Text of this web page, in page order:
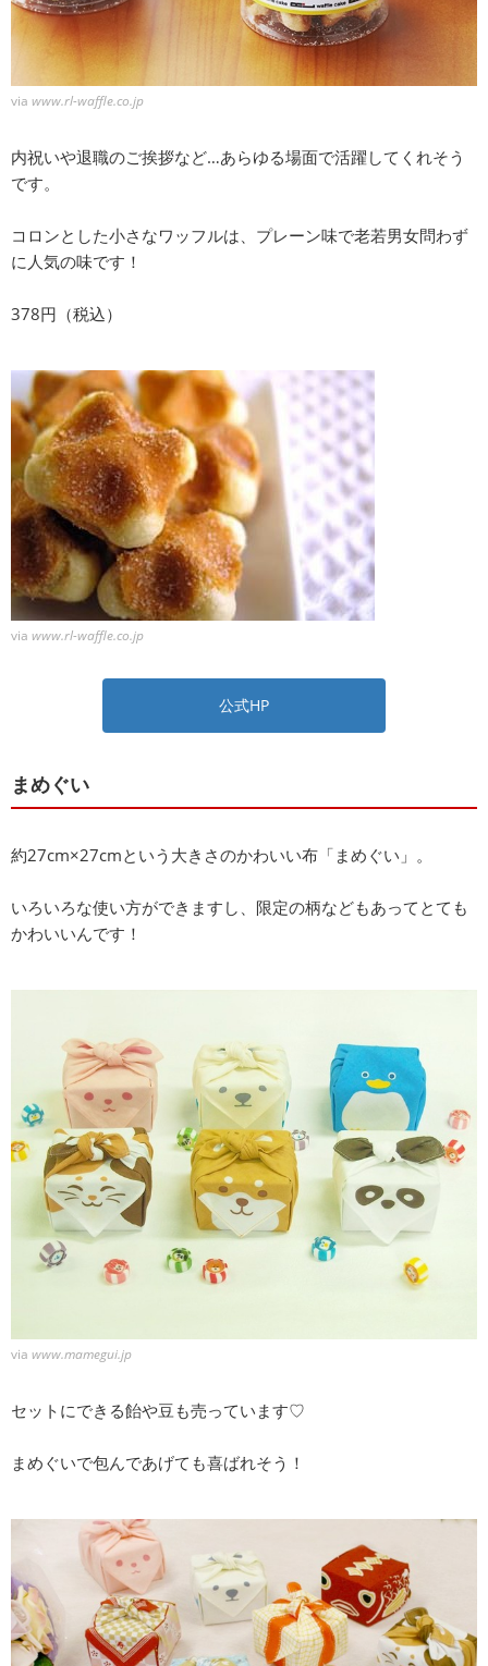
via www.rl-waffle.co.jp
内祝いや退職のご挨拶など…あらゆる場面で活躍してくれそう
です。
コロンとした小さなワッフルは、プレーン味で老若男女問わず
に人気の味です！
378円（税込）
via www.rl-waffle.co.jp
公式HP
まめぐい
約27cm×27cmという大きさのかわいい布「まめぐい」。
いろいろな使い方ができますし、限定の柄などもあってとても
かわいいんです！
via www.mamegui.jp
セットにできる飴や豆も売っています♡
まめぐいで包んであげても喜ばれそう！